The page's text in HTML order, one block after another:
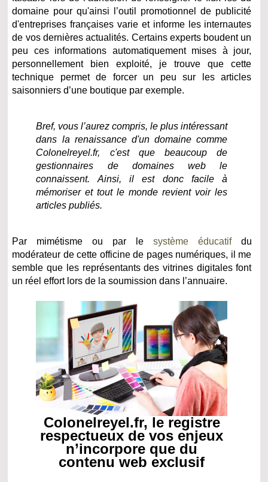
domaine pour qu'ainsi l’outil promotionnel de publicité
d'entreprises françaises varie et informe les internautes
de vos dernières actualités. Certains experts boudent un
peu ces informations automatiquement mises à jour,
personnellement bien exploité, je trouve que cette
technique permet de forcer un peu sur les articles
saisonniers d’une boutique par exemple.
Bref, vous l’aurez compris, le plus intéressant
dans la renaissance d'un domaine comme
Colonelreyel.fr, c'est que beaucoup de
gestionnaires de domaines web le
connaissent. Ainsi, il est donc facile à
mémoriser et tout le monde revient voir les
articles publiés.
Par mimétisme ou par le système éducatifdu
modérateur de cette officine de pages numériques, il me
semble que les représentants des vitrines digitales font
un réel effort lors de la soumission dans l’annuaire.
Colonelreyel.fr, le registre
respectueux de vos enjeux
n’incorpore que du
contenu web exclusif